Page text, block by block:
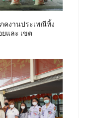
คงานประเพณีทิ้ง
และ เขต